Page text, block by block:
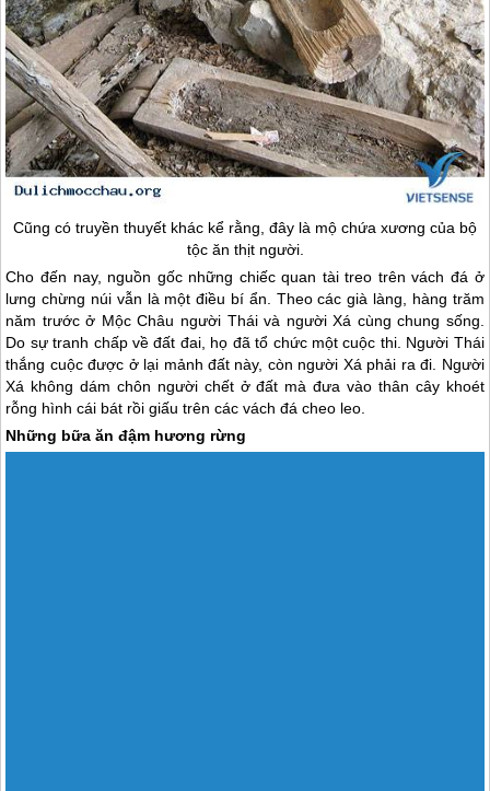
Cũng có truyền thuyết khác kể rằng, đây là mộ chứa xương của bộ
tộc ăn thịt người.
Cho đến nay, nguồn gốc những chiếc quan tài treo trên vách đá ở
lưng chừng núi vẫn là một điều bí ẩn. Theo các già làng, hàng trăm
năm trước ở Mộc Châu người Thái và người Xá cùng chung sống.
Do sự tranh chấp về đất đai, họ đã tổ chức một cuộc thi. Người Thái
thắng cuộc được ở lại mảnh đất này, còn người Xá phải ra đi. Người
Xá không dám chôn người chết ở đất mà đưa vào thân cây khoét
rỗng hình cái bát rồi giấu trên các vách đá cheo leo.
Những bữa ăn đậm hương rừng